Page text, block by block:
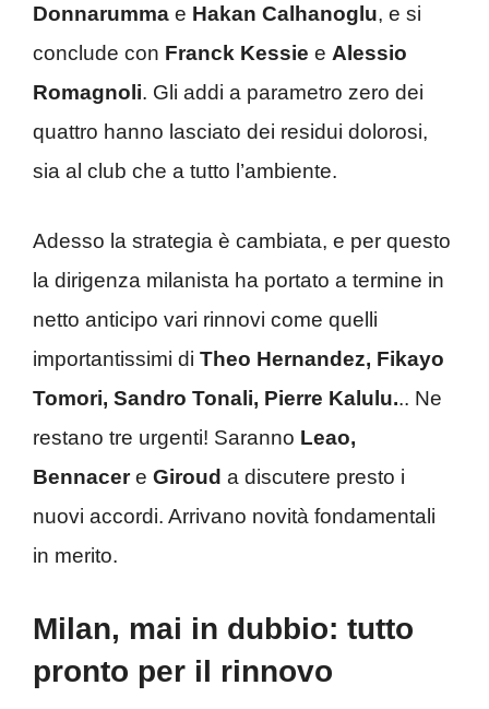
Donnarumma e Hakan Calhanoglu, e si
conclude con Franck Kessie e Alessio
Romagnoli. Gli addi a parametro zero dei
quattro hanno lasciato dei residui dolorosi,
sia al club che a tutto l’ambiente.
Adesso la strategia è cambiata, e per questo
la dirigenza milanista ha portato a termine in
netto anticipo vari rinnovi come quelli
importantissimi di Theo Hernandez, Fikayo
Tomori, Sandro Tonali, Pierre Kalulu... Ne
restano tre urgenti! Saranno Leao,
Bennacere Giroud a discutere presto i
nuovi accordi. Arrivano novità fondamentali
in merito.
Milan, mai in dubbio: tutto
pronto per il rinnovo